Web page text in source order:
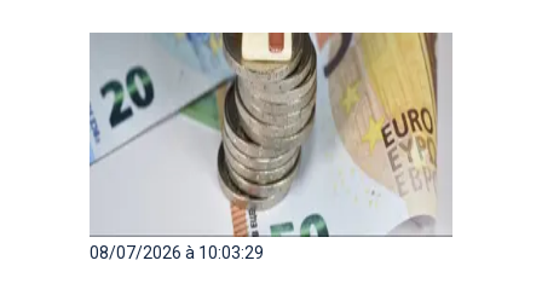
08/07/2026 à 10:03:29